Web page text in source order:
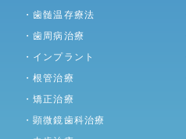
・歯髄温存療法
・歯周病治療
・インプラント
・根管治療
・矯正治療
・顕微鏡歯科治療